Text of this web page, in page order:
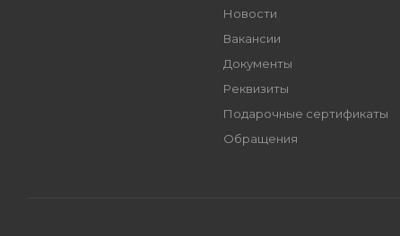
Новости
Вакансии
Документы
Реквизиты
Подарочные сертификаты
Обращения